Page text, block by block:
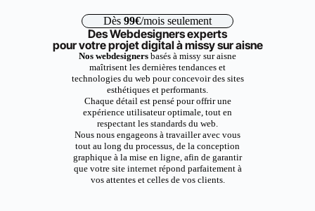
Dès 99€/mois seulement
Des Webdesigners experts
pour votre projet digital à missy sur aisne
Nos webdesigners basés à missy sur aisne
maîtrisent les dernières tendances et
technologies du web pour concevoir des sites
esthétiques et performants.
Chaque détail est pensé pour offrir une
expérience utilisateur optimale, tout en
respectant les standards du web.
Nous nous engageons à travailler avec vous
tout au long du processus, de la conception
graphique à la mise en ligne, afin de garantir
que votre site internet répond parfaitement à
vos attentes et celles de vos clients.